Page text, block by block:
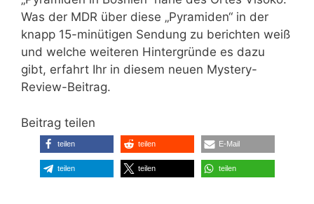
Was der MDR über diese „Pyramiden“ in der
knapp 15-minütigen Sendung zu berichten weiß
und welche weiteren Hintergründe es dazu
gibt, erfahrt Ihr in diesem neuen Mystery-
Review-Beitrag.
Beitrag teilen
teilen teilen E-Mail
teilen teilen teilen